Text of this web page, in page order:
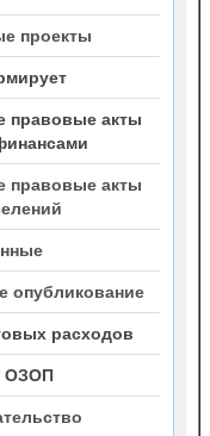
проекты
правовые акты
правовые акты
опубликование
расходов
ОЗОП